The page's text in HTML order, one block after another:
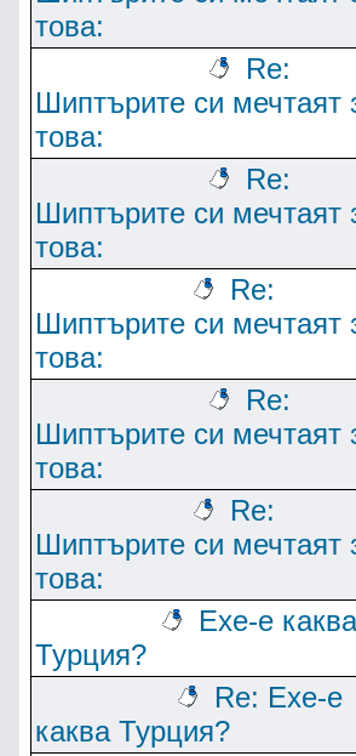
това:
Re:
Шиптърите си мечтаят
това:
Re:
Шиптърите си мечтаят
това:
Re:
Шиптърите си мечтаят
това:
Re:
Шиптърите си мечтаят
това:
Re:
Шиптърите си мечтаят
това:
Ехе-е каква
Турция?
Re: Ехе-е
каква Турция?